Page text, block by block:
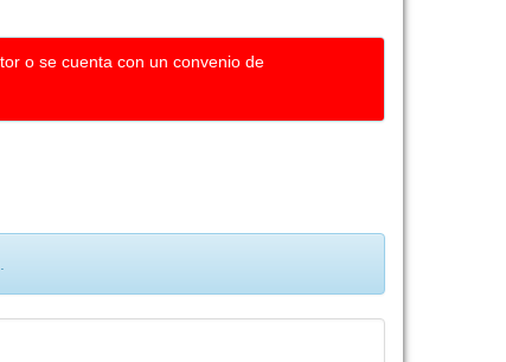
o se cuenta con un convenio de